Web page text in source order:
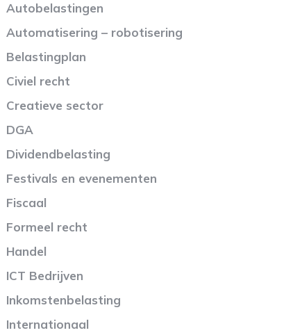
Autobelastingen
Automatisering – robotisering
Belastingplan
Civiel recht
Creatieve sector
DGA
Dividendbelasting
Festivals en evenementen
Fiscaal
Formeel recht
Handel
ICT Bedrijven
Inkomstenbelasting
Internationaal